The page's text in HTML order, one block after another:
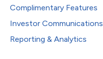
Complimentary Features
Investor Communications
Reporting & Analytics